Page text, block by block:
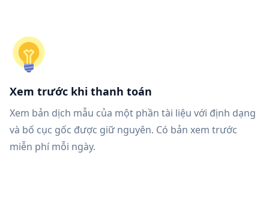
Xem trước khi thanh toán
Xem bản dịch mẫu của một phần tài liệu với định dạng
và bố cục gốc được giữ nguyên. Có bản xem trước
miễn phí mỗi ngày.